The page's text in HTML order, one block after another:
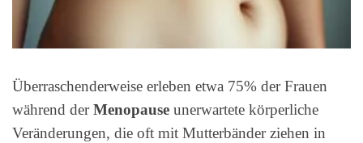
Überraschenderweise erleben etwa 75% der Frauen
während derMenopause unerwartete körperliche
Veränderungen, die oft mit Mutterbänder ziehen in